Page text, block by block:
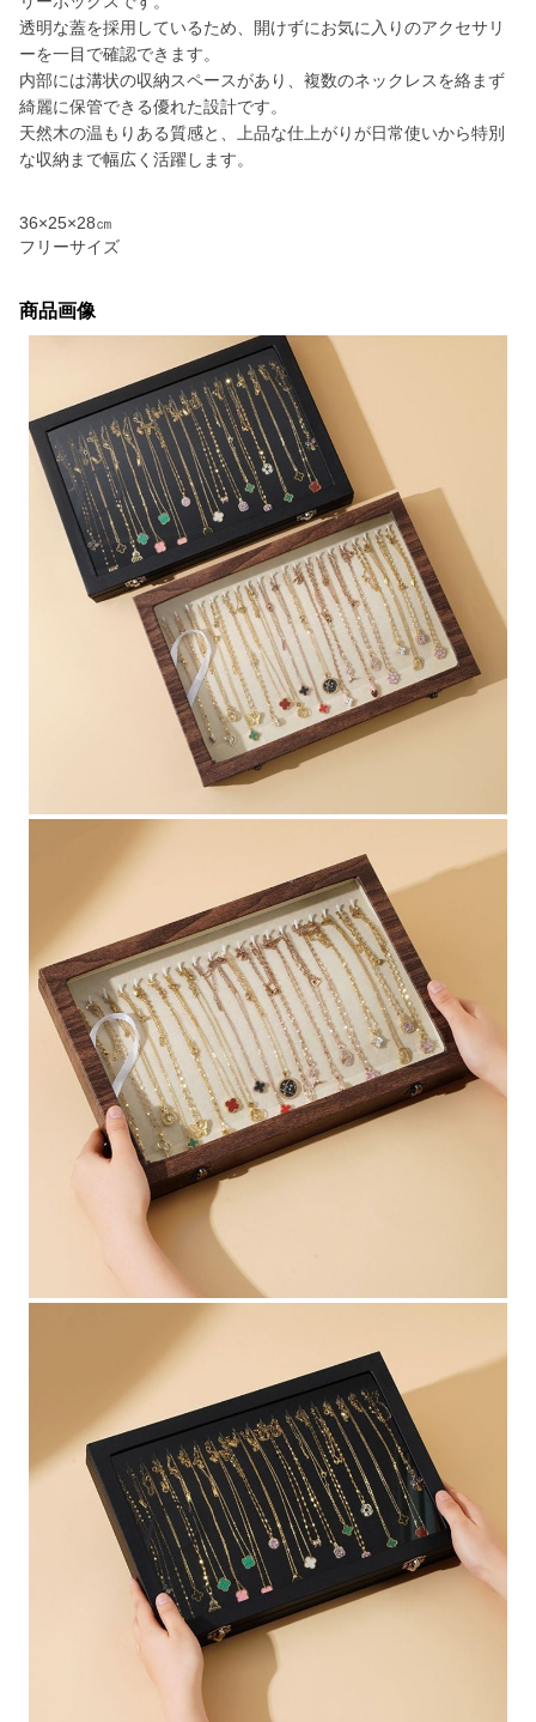
透明な蓋を採用しているため、開けずにお気に入りのアクセサリ
ーを一目で確認できます。
内部には溝状の収納スペースがあり、複数のネックレスを絡まず
綺麗に保管できる優れた設計です。
天然木の温もりある質感と、上品な仕上がりが日常使いから特別
な収納まで幅広く活躍します。
36×25×28㎝
フリーサイズ
商品画像